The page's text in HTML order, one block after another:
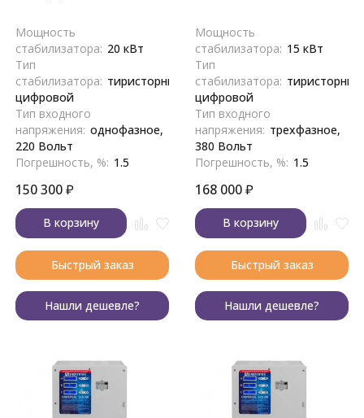
Мощность
стабилизатора: 20 кВт
Тип
стабилизатора: тиристорный,
цифровой
Тип входного
напряжения: однофазное,
220 Вольт
Погрешность, %: 1.5
150 300₽
В корзину
Быстрый заказ
Нашли дешевле?
Мощность
стабилизатора: 15 кВт
Тип
стабилизатора:
цифровой
Тип входного
напряжения: трехфазное,
380 Вольт
Погрешность, %: 1.5
168 000₽
В корзину
Быстрый заказ
Нашли дешевле?